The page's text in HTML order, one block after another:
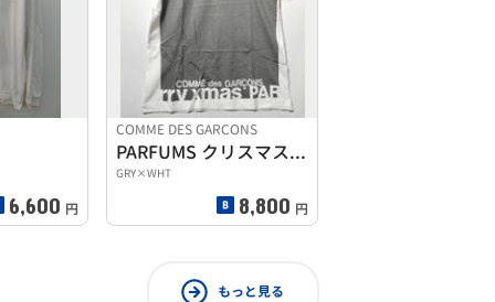
6,600 円
COMME DES GARCONS
PARFUMS クリスマスロゴTシャツ
GRY×WHT
8,800 円
もっと見る